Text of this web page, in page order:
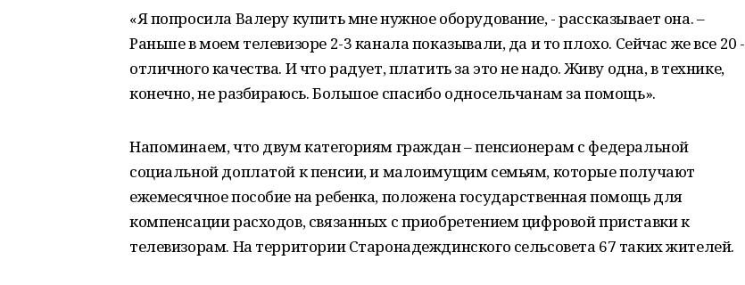
«Я попросила Валеру купить мне нужное оборудование, - рассказывает она. –
Раньше в моем телевизоре 2-3 канала показывали, да и то плохо. Сейчас же все 20 -
отличного качества. И что радует, платить за это не надо. Живу одна, в технике,
конечно, не разбираюсь. Большое спасибо односельчанам за помощь».
Напоминаем, что двум категориям граждан – пенсионерам с федеральной
социальной доплатой к пенсии, и малоимущим семьям, которые получают
ежемесячное пособие на ребенка, положена государственная помощь для
компенсации расходов, связанных с приобретением цифровой приставки к
телевизорам. На территории Старонадеждинского сельсовета 67 таких жителей.